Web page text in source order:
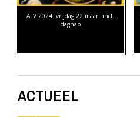
ALV 2024: vrijdag 22 maart incl.
daghap
ACTUEEL